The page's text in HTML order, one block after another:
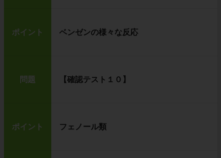
ポイント ベンゼンの様々な反応
問題 【確認テスト１０】
ポイント フェノール類